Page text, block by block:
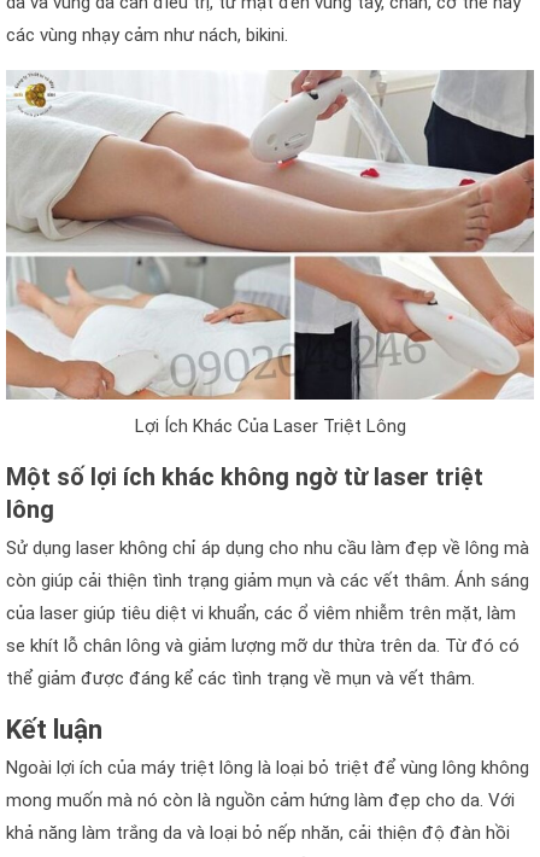
các vùng nhạy cảm như nách, bikini.
Lợi Ích Khác Của Laser Triệt Lông
Một số lợi ích khác không ngờ từ laser triệt
lông
Sử dụng laser không chỉ áp dụng cho nhu cầu làm đẹp về lông mà
còn giúp cải thiện tình trạng giảm mụn và các vết thâm. Ánh sáng
của laser giúp tiêu diệt vi khuẩn, các ổ viêm nhiễm trên mặt, làm
se khít lỗ chân lông và giảm lượng mỡ dư thừa trên da. Từ đó có
thể giảm được đáng kể các tình trạng về mụn và vết thâm.
Kết luận
Ngoài lợi ích của máy triệt lông là loại bỏ triệt để vùng lông không
mong muốn mà nó còn là nguồn cảm hứng làm đẹp cho da. Với
khả năng làm trắng da và loại bỏ nếp nhăn, cải thiện độ đàn hồi